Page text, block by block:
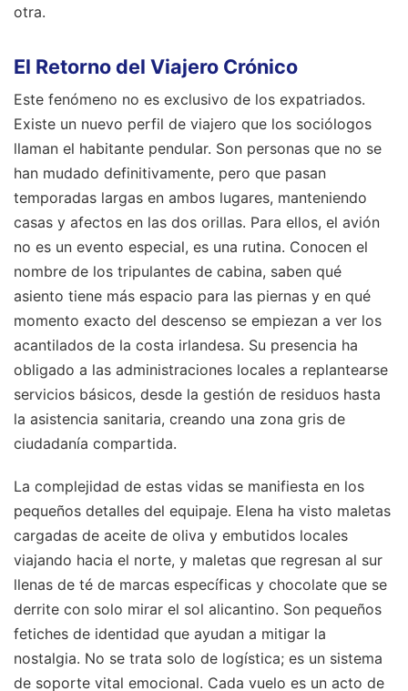
otra.
El Retorno del Viajero Crónico
Este fenómeno no es exclusivo de los expatriados.
Existe un nuevo perfil de viajero que los sociólogos
llaman el habitante pendular. Son personas que no se
han mudado definitivamente, pero que pasan
temporadas largas en ambos lugares, manteniendo
casas y afectos en las dos orillas. Para ellos, el avión
no es un evento especial, es una rutina. Conocen el
nombre de los tripulantes de cabina, saben qué
asiento tiene más espacio para las piernas y en qué
momento exacto del descenso se empiezan a ver los
acantilados de la costa irlandesa. Su presencia ha
obligado a las administraciones locales a replantearse
servicios básicos, desde la gestión de residuos hasta
la asistencia sanitaria, creando una zona gris de
ciudadanía compartida.
La complejidad de estas vidas se manifiesta en los
pequeños detalles del equipaje. Elena ha visto maletas
cargadas de aceite de oliva y embutidos locales
viajando hacia el norte, y maletas que regresan al sur
llenas de té de marcas específicas y chocolate que se
derrite con solo mirar el sol alicantino. Son pequeños
fetiches de identidad que ayudan a mitigar la
nostalgia. No se trata solo de logística; es un sistema
de soporte vital emocional. Cada vuelo es un acto de